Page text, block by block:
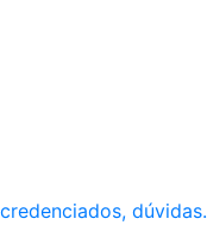
dúvidas.